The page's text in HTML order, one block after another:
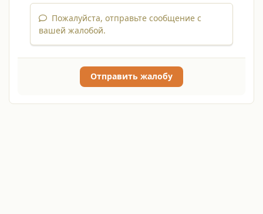
Пожалуйста, отправьте сообщение с
вашей жалобой.
Отправить жалобу